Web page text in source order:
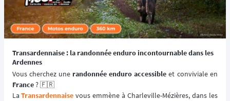
Transardennaise : la randonnée enduro incontournable dans les
Ardennes
Vous cherchez une randonnée enduro accessible
France ? 🇫🇷
La Transardennaise vous emmène à Charleville-Mézières, dans les